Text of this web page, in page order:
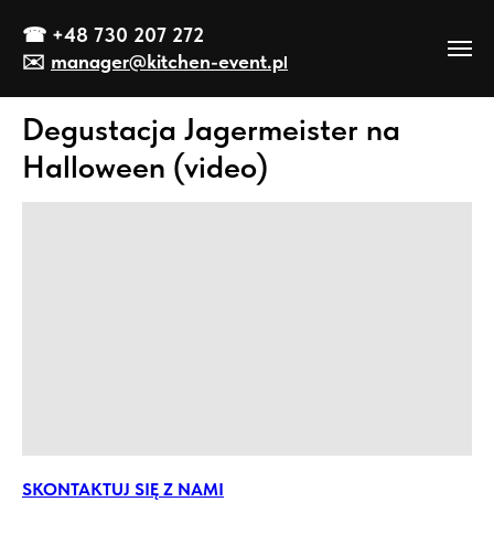
☎ +48 730 207 272
✉️ manager@kitchen-event.pl
Degustacja Jagermeister na
Halloween (video)
SKONTAKTUJ SIĘ Z NAMI